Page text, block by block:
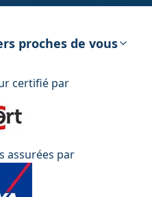
proches de vous
certifié par
assurées par